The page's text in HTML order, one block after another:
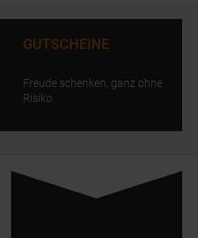
GUTSCHEINE
Freude schenken, ganz ohne
Risiko.